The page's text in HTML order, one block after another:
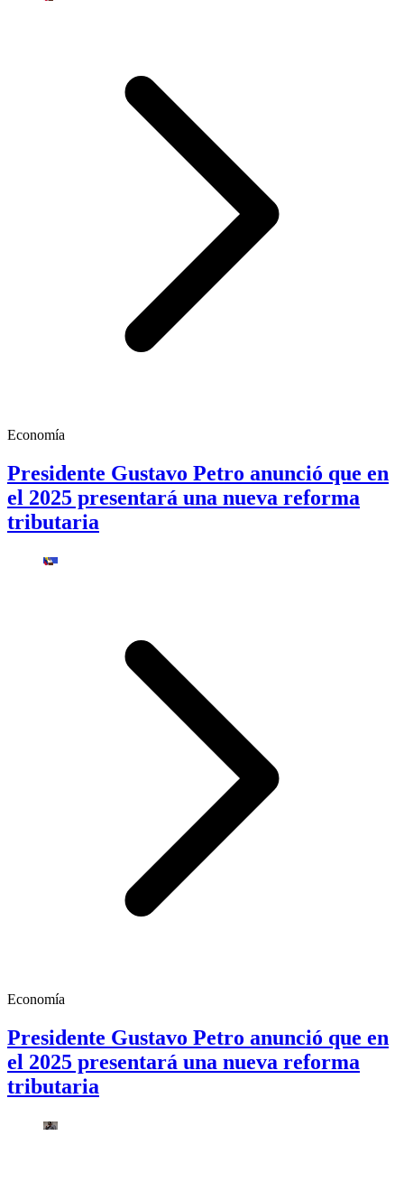
Economía
Presidente Gustavo Petro anunció que en
el 2025 presentará una nueva reforma
tributaria
Economía
Presidente Gustavo Petro anunció que en
el 2025 presentará una nueva reforma
tributaria